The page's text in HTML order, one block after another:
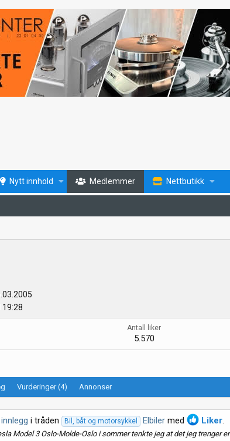
Nytt innhold Medlemmer Nettbutikk
19:28
Antall liker
5.570
Vurderinger (4) Annonser
i tråden Bil, båt og motorsykkel Elbiler med Liker.
Model 3 Oslo-Molde-Oslo i sommer tenkte jeg at det jeg trenger